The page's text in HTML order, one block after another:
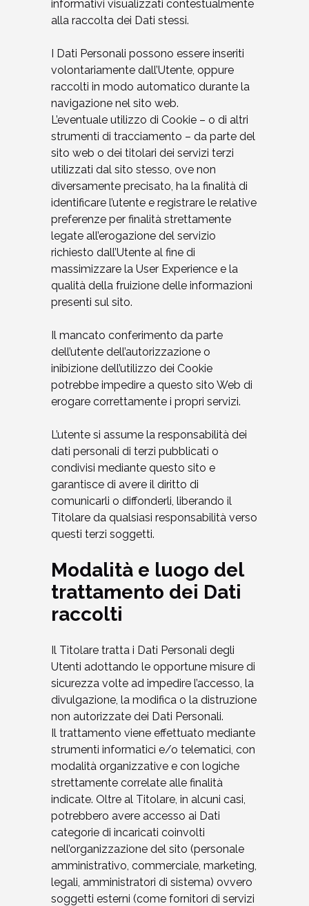
informativi visualizzati contestualmente
alla raccolta dei Dati stessi.
I Dati Personali possono essere inseriti
volontariamente dall’Utente, oppure
raccolti in modo automatico durante la
navigazione nel sito web.
L’eventuale utilizzo di Cookie – o di altri
strumenti di tracciamento – da parte del
sito web o dei titolari dei servizi terzi
utilizzati dal sito stesso, ove non
diversamente precisato, ha la finalità di
identificare l’utente e registrare le relative
preferenze per finalità strettamente
legate all’erogazione del servizio
richiesto dall’Utente al fine di
massimizzare la User Experience e la
qualità della fruizione delle informazioni
presenti sul sito.
Il mancato conferimento da parte
dell’utente dell’autorizzazione o
inibizione dell’utilizzo dei Cookie
potrebbe impedire a questo sito Web di
erogare correttamente i propri servizi.
L’utente si assume la responsabilità dei
dati personali di terzi pubblicati o
condivisi mediante questo sito e
garantisce di avere il diritto di
comunicarli o diffonderli, liberando il
Titolare da qualsiasi responsabilità verso
questi terzi soggetti.
Modalità e luogo del
trattamento dei Dati
raccolti
Il Titolare tratta i Dati Personali degli
Utenti adottando le opportune misure di
sicurezza volte ad impedire l’accesso, la
divulgazione, la modifica o la distruzione
non autorizzate dei Dati Personali.
Il trattamento viene effettuato mediante
strumenti informatici e/o telematici, con
modalità organizzative e con logiche
strettamente correlate alle finalità
indicate. Oltre al Titolare, in alcuni casi,
potrebbero avere accesso ai Dati
categorie di incaricati coinvolti
nell’organizzazione del sito (personale
amministrativo, commerciale, marketing,
legali, amministratori di sistema) ovvero
soggetti esterni (come fornitori di servizi